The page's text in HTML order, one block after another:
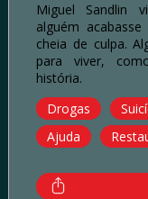
Miguel Sandlin
alguém
cheia de culpa.
para viver,
história.
Drogas
Ajuda